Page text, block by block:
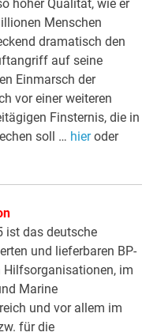
hoher Qualität, wie er
Menschen
dramatisch den
auf seine
Einmarsch der
vor einer weiteren
Finsternis, die in
soll … hieroder
ist das deutsche
und lieferbaren BP-
Hilfsorganisationen, im
Marine
und vor allem im
für die